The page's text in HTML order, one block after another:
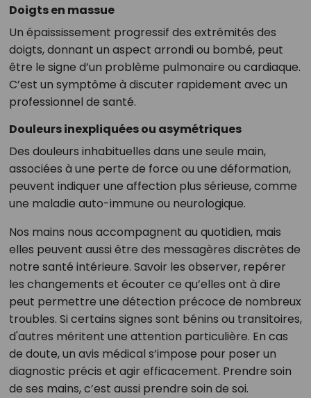
Doigts en massue
Un épaississement progressif des extrémités des
doigts, donnant un aspect arrondi ou bombé, peut
être le signe d’un problème pulmonaire ou cardiaque.
C’est un symptôme à discuter rapidement avec un
professionnel de santé.
Douleurs inexpliquées ou asymétriques
Des douleurs inhabituelles dans une seule main,
associées à une perte de force ou une déformation,
peuvent indiquer une affection plus sérieuse, comme
une maladie auto-immune ou neurologique.
Nos mains nous accompagnent au quotidien, mais
elles peuvent aussi être des messagères discrètes de
notre santé intérieure. Savoir les observer, repérer
les changements et écouter ce qu’elles ont à dire
peut permettre une détection précoce de nombreux
troubles. Si certains signes sont bénins ou transitoires,
d'autres méritent une attention particulière. En cas
de doute, un avis médical s’impose pour poser un
diagnostic précis et agir efficacement. Prendre soin
de ses mains, c’est aussi prendre soin de soi.